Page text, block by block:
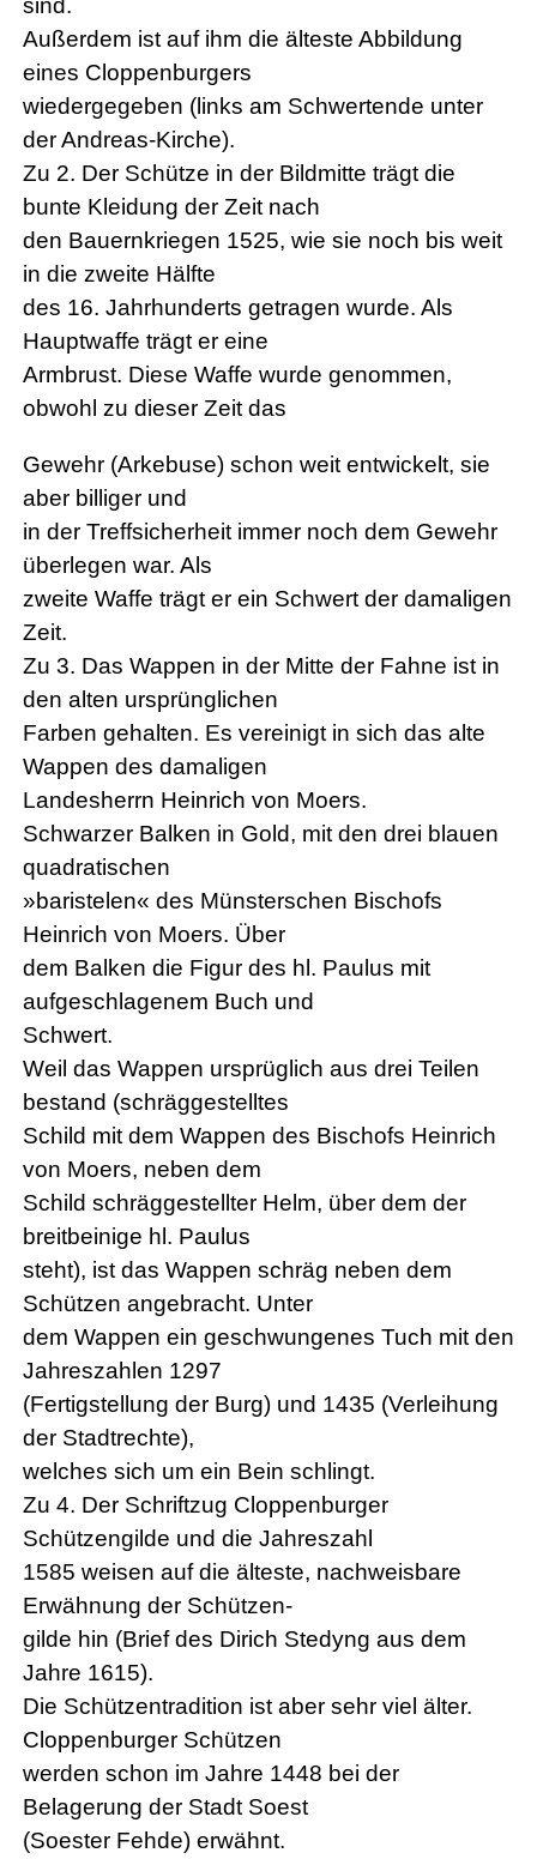
sind.
Außerdem ist auf ihm die älteste Abbildung
eines Cloppenburgers
wiedergegeben (links am Schwertende unter
der Andreas-Kirche).
Zu 2. Der Schütze in der Bildmitte trägt die
bunte Kleidung der Zeit nach
den Bauernkriegen 1525, wie sie noch bis weit
in die zweite Hälfte
des 16. Jahrhunderts getragen wurde. Als
Hauptwaffe trägt er eine
Armbrust. Diese Waffe wurde genommen,
obwohl zu dieser Zeit das
Gewehr (Arkebuse) schon weit entwickelt, sie
aber billiger und
in der Treffsicherheit immer noch dem Gewehr
überlegen war. Als
zweite Waffe trägt er ein Schwert der damaligen
Zeit.
Zu 3. Das Wappen in der Mitte der Fahne ist in
den alten ursprünglichen
Farben gehalten. Es vereinigt in sich das alte
Wappen des damaligen
Landesherrn Heinrich von Moers.
Schwarzer Balken in Gold, mit den drei blauen
quadratischen
»baristelen« des Münsterschen Bischofs
Heinrich von Moers. Über
dem Balken die Figur des hl. Paulus mit
aufgeschlagenem Buch und
Schwert.
Weil das Wappen ursprüglich aus drei Teilen
bestand (schräggestelltes
Schild mit dem Wappen des Bischofs Heinrich
von Moers, neben dem
Schild schräggestellter Helm, über dem der
breitbeinige hl. Paulus
steht), ist das Wappen schräg neben dem
Schützen angebracht. Unter
dem Wappen ein geschwungenes Tuch mit den
Jahreszahlen 1297
(Fertigstellung der Burg) und 1435 (Verleihung
der Stadtrechte),
welches sich um ein Bein schlingt.
Zu 4. Der Schriftzug Cloppenburger
Schützengilde und die Jahreszahl
1585 weisen auf die älteste, nachweisbare
Erwähnung der Schützen-
gilde hin (Brief des Dirich Stedyng aus dem
Jahre 1615).
Die Schützentradition ist aber sehr viel älter.
Cloppenburger Schützen
werden schon im Jahre 1448 bei der
Belagerung der Stadt Soest
(Soester Fehde) erwähnt.